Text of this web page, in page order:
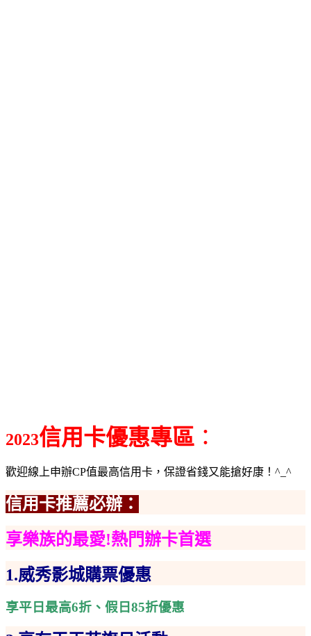
2023信用卡優惠專區 ：
歡迎線上申辦CP值最高信用卡，保證省錢又能搶好康！^_^
信用卡推薦必辦：
享樂族的最愛!熱門辦卡首選
1.威秀影城購票優惠
享平日最高6折、假日85折優惠